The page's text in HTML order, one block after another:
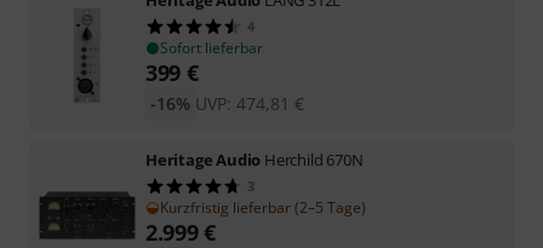
4
Sofort lieferbar
399 €
UVP: 474,81 €
-16%
Heritage Audio Herchild 670N
3
Kurzfristig lieferbar (2–5 Tage)
2.999€